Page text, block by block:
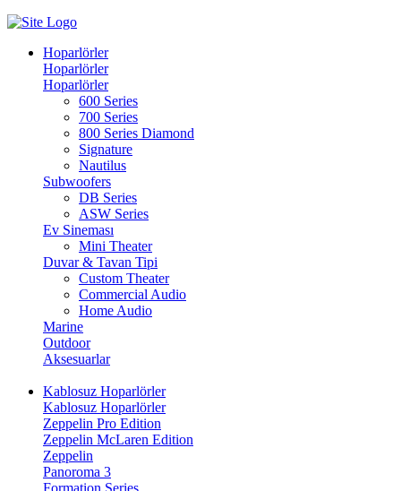
Hoparlörler
Hoparlörler
Hoparlörler
600 Series
700 Series
800 Series Diamond
Signature
Nautilus
Subwoofers
DB Series
ASW Series
Ev Sineması
Mini Theater
Duvar & Tavan Tipi
Custom Theater
Commercial Audio
Home Audio
Marine
Outdoor
Aksesuarlar
Kablosuz Hoparlörler
Kablosuz Hoparlörler
Zeppelin Pro Edition
Zeppelin McLaren Edition
Zeppelin
Panoroma 3
Formation Series